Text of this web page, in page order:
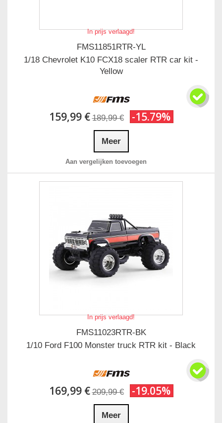
In prijs verlaagd!
FMS11851RTR-YL
1/18 Chevrolet K10 FCX18 scaler RTR car kit -
Yellow
159,99 € 189,99 € -15.79%
Meer
Aan vergelijken toevoegen
In prijs verlaagd!
FMS11023RTR-BK
1/10 Ford F100 Monster truck RTR kit - Black
169,99 € 209,99 € -19.05%
Meer